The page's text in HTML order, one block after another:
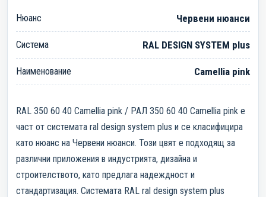
Нюанс Червени нюанси
Система RAL DESIGN SYSTEM plus
Наименование Camellia pink
RAL 350 60 40 Camellia pink / РАЛ 350 60 40 Camellia pink е
част от системата ral design system plus и се класифицира
като нюанс на Червени нюанси. Този цвят е подходящ за
различни приложения в индустрията, дизайна и
строителството, като предлага надеждност и
стандартизация. Системата RAL ral design system plus